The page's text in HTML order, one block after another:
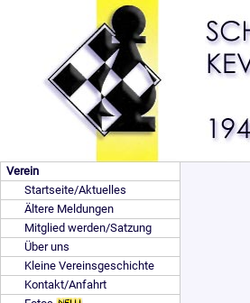
Verein
Startseite/Aktuelles
Ältere Meldungen
Mitglied werden/Satzung
Über uns
Kleine Vereinsgeschichte
Kontakt/Anfahrt